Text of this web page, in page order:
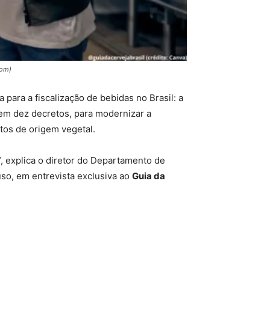
a fiscalização de bebidas no Brasil: a
dez decretos, para modernizar a
de origem vegetal.
explica o diretor do Departamento de
em entrevista exclusiva ao Guia da